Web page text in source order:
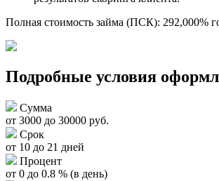
Полная стоимость займа (ПСК): 292,000%
Подробные условия
Сумма
от 3000 до 30000 руб.
Срок
от 10 до 21 дней
Процент
от 0 до 0.8 % (в день)